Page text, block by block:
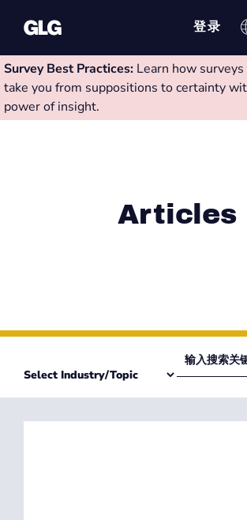
登录
Survey Best Practices: Learn how surveys
take you from suppositions to certainty
power of insight.
Articles